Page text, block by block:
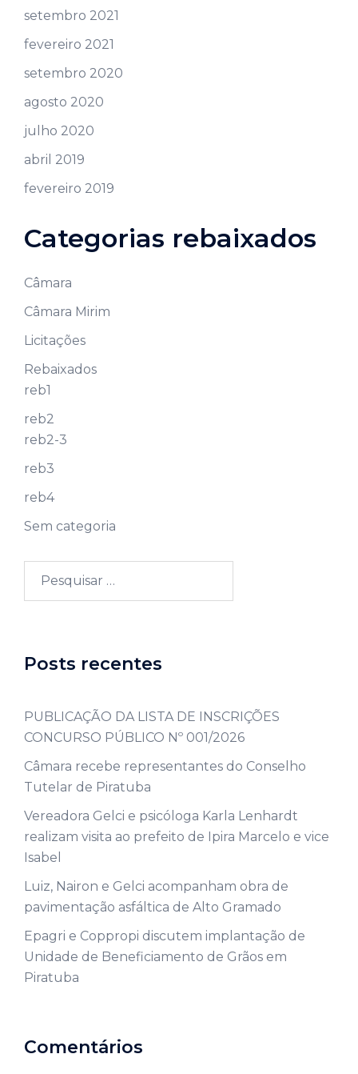
setembro 2021
fevereiro 2021
setembro 2020
agosto 2020
julho 2020
abril 2019
fevereiro 2019
Categorias rebaixados
Câmara
Câmara Mirim
Licitações
Rebaixados
reb1
reb2
reb2-3
reb3
reb4
Sem categoria
Posts recentes
PUBLICAÇÃO DA LISTA DE INSCRIÇÕES
CONCURSO PÚBLICO Nº 001/2026
Câmara recebe representantes do Conselho
Tutelar de Piratuba
Vereadora Gelci e psicóloga Karla Lenhardt
realizam visita ao prefeito de Ipira Marcelo e vice
Isabel
Luiz, Nairon e Gelci acompanham obra de
pavimentação asfáltica de Alto Gramado
Epagri e Coppropi discutem implantação de
Unidade de Beneficiamento de Grãos em
Piratuba
Comentários